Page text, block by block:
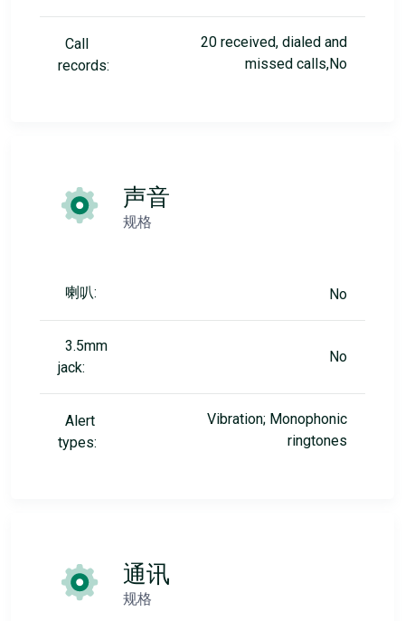
Call
records:
20 received, dialed and
missed calls,No
声音
规格
喇叭: No
3.5mm
jack:
No
Alert
types:
Vibration; Monophonic
ringtones
通讯
规格